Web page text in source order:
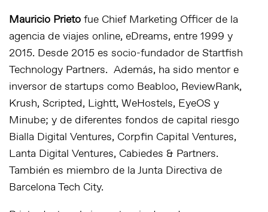
Mauricio Prieto fue Chief Marketing Officer de la
agencia de viajes online, eDreams, entre 1999 y
2015. Desde 2015 es socio-fundador de Startfish
Technology Partners. Además, ha sido mentor e
inversor de startups como Beabloo, ReviewRank,
Krush, Scripted, Lightt, WeHostels, EyeOS y
Minube; y de diferentes fondos de capital riesgo
Bialla Digital Ventures, Corpfin Capital Ventures,
Lanta Digital Ventures, Cabiedes & Partners.
También es miembro de la Junta Directiva de
Barcelona Tech City.